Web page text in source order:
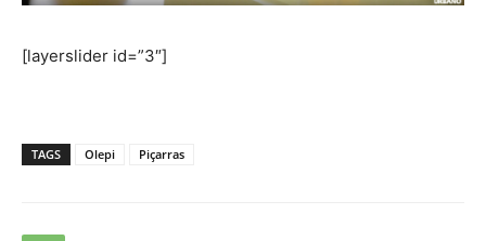
[layerslider id=”3″]
TAGS Olepi Piçarras